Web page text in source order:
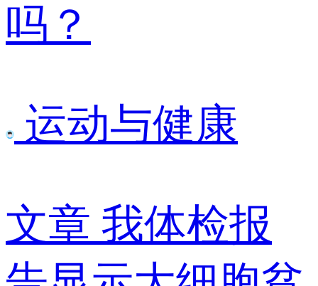
吗？
运动与健康
文章 我体检报